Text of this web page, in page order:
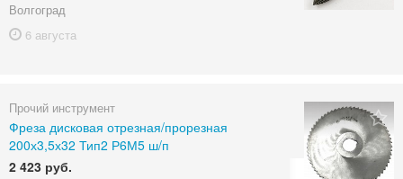
Волгоград
6 августа
Прочий инструмент
Фреза дисковая отрезная/прорезная
200х3,5х32 Тип2 Р6М5 ш/п
2 423 руб.